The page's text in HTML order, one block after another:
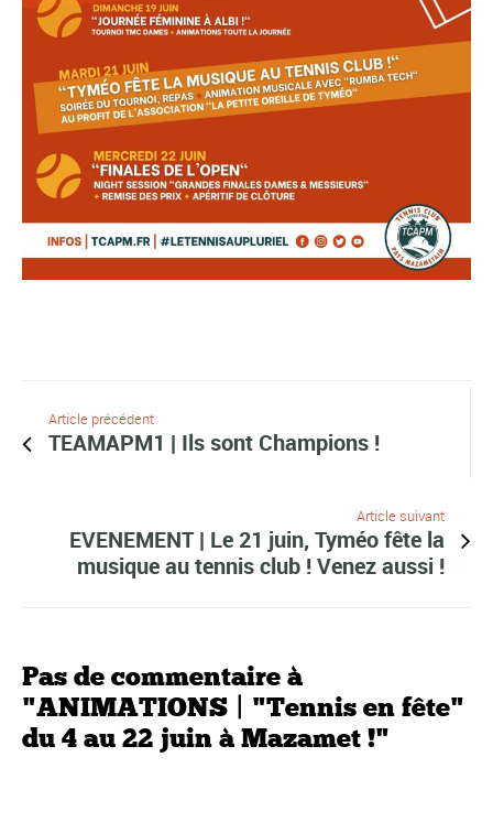
Article précédent
TEAMAPM1 | Ils sont Champions !
Article suivant
EVENEMENT | Le 21 juin, Tyméo fête la
musique au tennis club ! Venez aussi !
Pas de commentaire à
"ANIMATIONS | "Tennis en fête"
du 4 au 22 juin à Mazamet !"